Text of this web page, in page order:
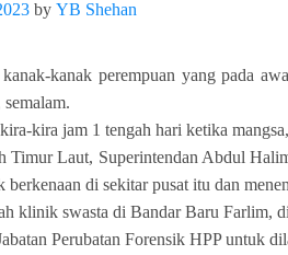
by YB Shehan
kanak perempuan yang pada
kira jam 1 tengah hari ketika
Timur Laut, Superintendan Abdul
berkenaan di sekitar pusat itu dan
klinik swasta di Bandar Baru Farlim,
Perubatan Forensik HPP untuk